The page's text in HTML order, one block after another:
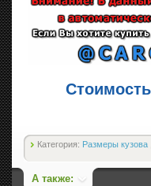
Категория: Размеры кузова
А также: